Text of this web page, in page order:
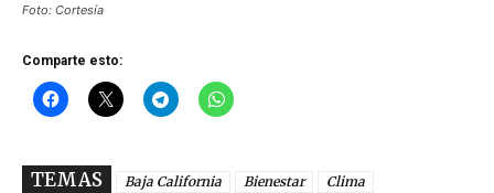
Foto: Cortesía
Comparte esto:
TEMAS Baja California Bienestar
Clima